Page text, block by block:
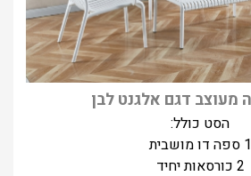
מעוצב דגם אלגנט לבן
הסט כולל:
1 ספה דו מושבית
2 כורסאות יחיד